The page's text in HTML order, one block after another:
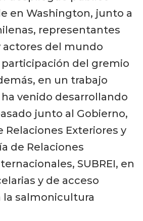
en Washington, junto a
representantes
del mundo
del gremio
en un trabajo
venido desarrollando
junto al Gobierno,
Relaciones Exteriores y
de Relaciones
SUBREI, en
y de acceso
la salmonicultura